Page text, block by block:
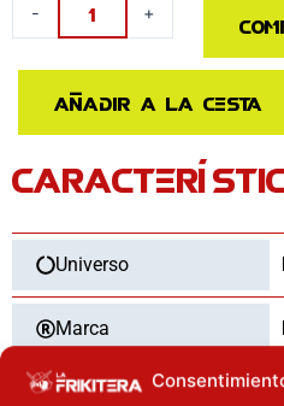
-
in
Workshop
cantidad
+
Añadir a la cesta
Universo
Marca
Categoría